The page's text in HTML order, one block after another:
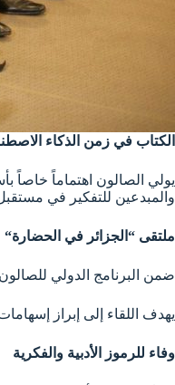
الكتاب في زمن الذكاء
يولي الصالون اهتماماً خاصاً
والمبدعين للتفكير في
ملتقى “الجزائر في الحضارة“
ضمن البرنامج الدولي للصالون، يُعقد يوم 4 نوفمبر بقصر الثقافة “مفدي زكريا” ملتقى فكري بعنوان “الجزائر في الحضارة”، بمشاركة
يهدف اللقاء إلى إبراز
وفاء للرموز الأدبية والفكرية